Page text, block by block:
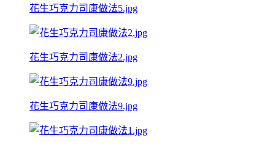
花生巧克力司康做法5.jpg
花生巧克力司康做法2.jpg
花生巧克力司康做法9.jpg